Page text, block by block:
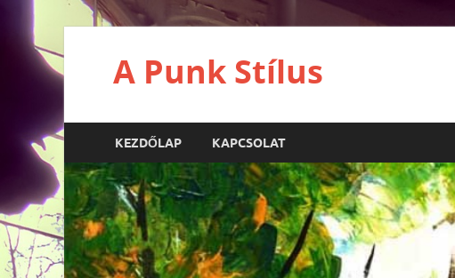
A Punk Stílus
KEZDŐLAP KAPCSOLAT